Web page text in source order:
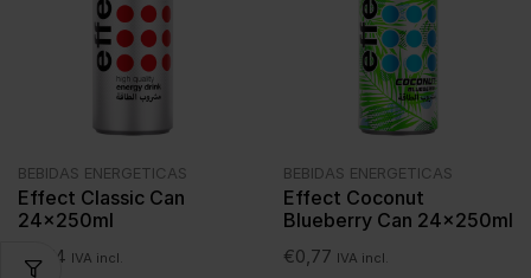
BEBIDAS ENERGETICAS
Effect Classic Can
24x250ml
€0,74 IVA incl.
BEBIDAS ENERGETICAS
Effect Coconut
Blueberry Can 24x250ml
€0,77 IVA incl.